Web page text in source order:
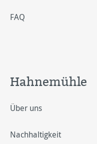
FAQ
Hahnemühle
Über uns
Nachhaltigkeit